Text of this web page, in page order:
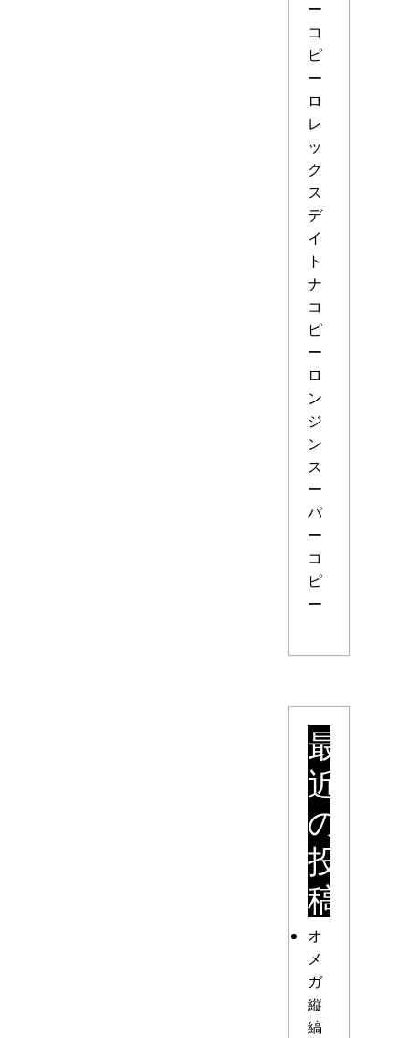
ー
コ
ピ
ー
ロ
レ
ッ
ク
ス
デ
イ
ト
ナ
コ
ピ
ー
ロ
ン
ジ
ン
ス
ー
パ
ー
コ
ピ
ー
最
近
の
投
稿
オ
メ
ガ
縦
縞